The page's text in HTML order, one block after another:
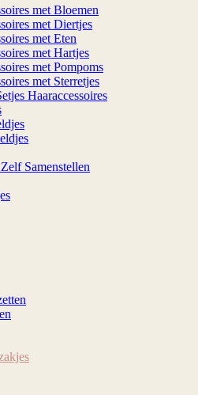
met Bloemen
met Diertjes
met Eten
met Hartjes
met Pompoms
met Sterretjes
Haaraccessoires
Samenstellen